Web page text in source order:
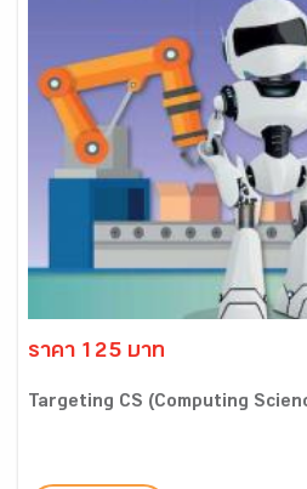
ราคา 125 บาท
Targeting CS (Computing